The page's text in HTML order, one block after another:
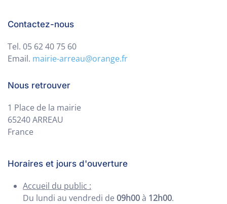
Contactez-nous
Tel. 05 62 40 75 60
Email. mairie-arreau@orange.fr
Nous retrouver
1 Place de la mairie
65240 ARREAU
France
Horaires et jours d'ouverture
Accueil du public :
Du lundi au vendredi de 09h00à 12h00.